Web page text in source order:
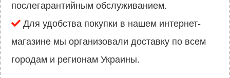
послегарантийным обслуживанием.
Для удобства покупки в нашем интернет-
магазине мы организовали доставку по всем
городам и регионам Украины.